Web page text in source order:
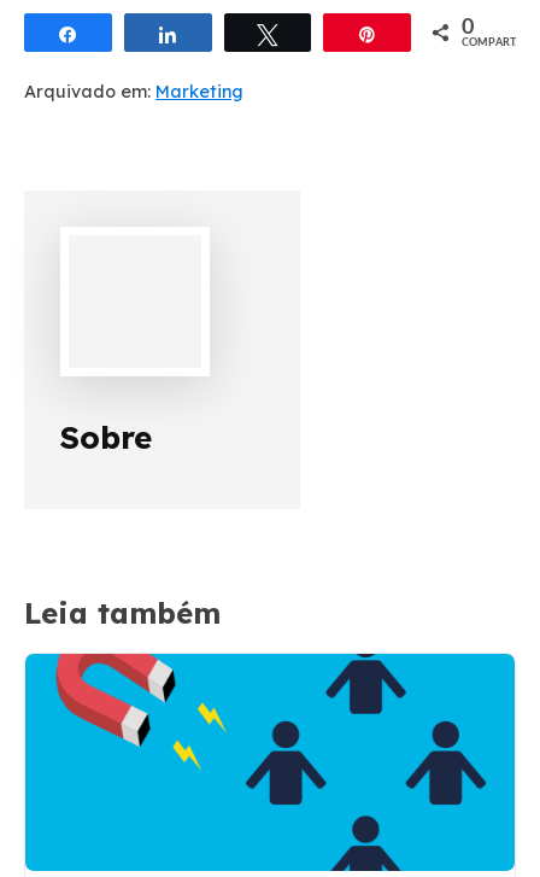
Compartilhar Compartilhar 0
COMPART.
Arquivado em: Marketing
Sobre
Leia também